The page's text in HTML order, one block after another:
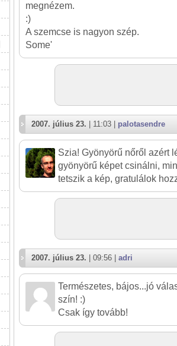
megnézem.
:)
A szemcse is nagyon szép.
Some'
2007. július 23. | 11:03 | palotasendre
Szia! Gyönyörű nőről azért
gyönyörű képet csinálni,
tetszik a kép, gratulálok
2007. július 23. | 09:56 | adri
Természetes, bájos...jó
szín! :)
Csak így tovább!